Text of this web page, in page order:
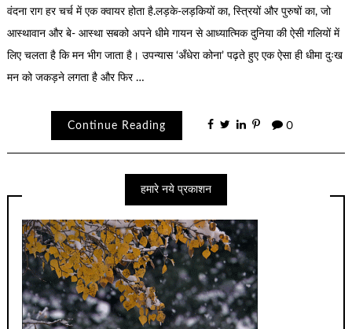
वंदना राग हर चर्च में एक क्वायर होता है.लड़के-लड़कियों का, स्त्रियों और पुरुषों का, जो
आस्थावान और बे- आस्था सबको अपने धीमे गायन से आध्यात्मिक दुनिया की ऐसी गलियों में
लिए चलता है कि मन भीग जाता है। उपन्यास ‘अँधेरा कोना’ पढ़ते हुए एक ऐसा ही धीमा दुःख
मन को जकड़ने लगता है और फिर …
Continue Reading 0
हमारे नये प्रकाशन